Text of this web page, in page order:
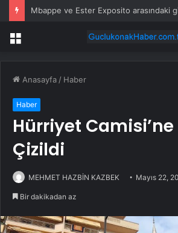
Menü
Anasayfa / Haber
Haber
Hürriyet Camisi’ne
Çizildi
MEHMET HAZBİN KAZBEK Mayıs 22,
Bir dakikadan az